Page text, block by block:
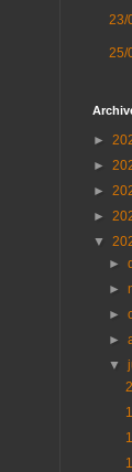
23/
25/
►
►
►
►
▼
►
►
►
►
▼